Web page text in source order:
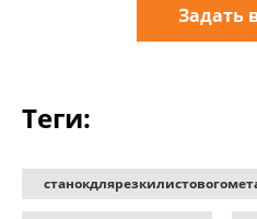
Задать
Теги: